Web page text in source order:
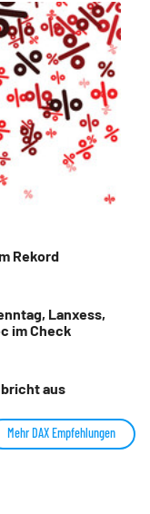
Rekord
Lanxess,
im Check
aus
Mehr DAX Empfehlungen